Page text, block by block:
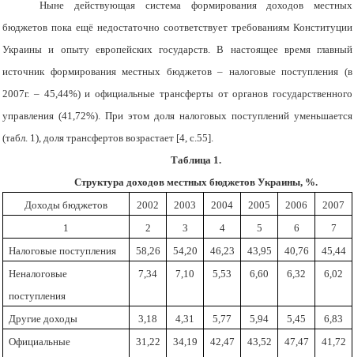
Ныне действующая система формирования доходов местных
бюджетов пока ещё недостаточно соответствует требованиям Конституции
Украины и опыту европейских государств. В настоящее время главный
источник формирования местных бюджетов – налоговые поступления (в
2007г. – 45,44%) и официальные трансферты от органов государственного
управления (41,72%). При этом доля налоговых поступлений уменьшается
(табл. 1), доля трансфертов возрастает [4, с.55].
Таблица 1.
Структура доходов местных бюджетов Украины, %.
Доходы бюджетов
2002 2003 2004 2005 2006
2007
1
2 3 4 5 6
7
Налоговые поступления
58,26 54,20 46,23 43,95 40,76
45,44
Неналоговые
поступления
7,34 7,10 5,53 6,60 6,32 6,02
Другие доходы 3,18 4,31 5,77 5,94 5,45
6,83
Официальные
31,22 34,19 42,47 43,52 47,47 41,72